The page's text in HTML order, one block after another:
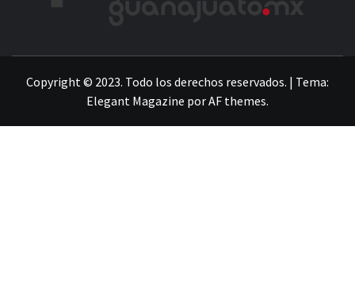
Copyright © 2023. Todo los derechos reservados. | Tema:
Elegant Magazine porAF themes.